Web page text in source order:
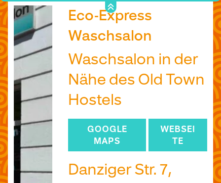
Eco-Express
Waschsalon
Waschsalon in der
Nähe des Old Town
Hostels
GOOGLE
MAPS
WEBSEI
TE
Danziger Str. 7,